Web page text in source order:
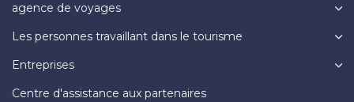
agence de voyages
Les personnes travaillant dans le tourisme
Entreprises
Centre d'assistance aux partenaires